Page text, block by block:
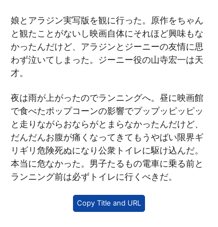
娘とアラジン実写版を観に行った。原作をちゃん
と観たことがないし映画自体にそれほど興味もな
かったんだけど、アラジンとジーニーの友情に思
わず泣いてしまった。ジーニー役の山寺宏一は天
才。
夜は雨が上がったのでランニングへ。昼に映画館
で食べたポップコーンの影響でプップッピッピッ
と走りながらおならがとまらなかったんだけど、
だんだんお腹が痛くなってきてもうやばい限界ギ
リギリ危険死ぬになり公衆トイレに駆け込んだ。
本当に危なかった。男子たるもの電車に乗る前と
ランニング前は必ずトイレに行くべきだ。
Copy Title and URL